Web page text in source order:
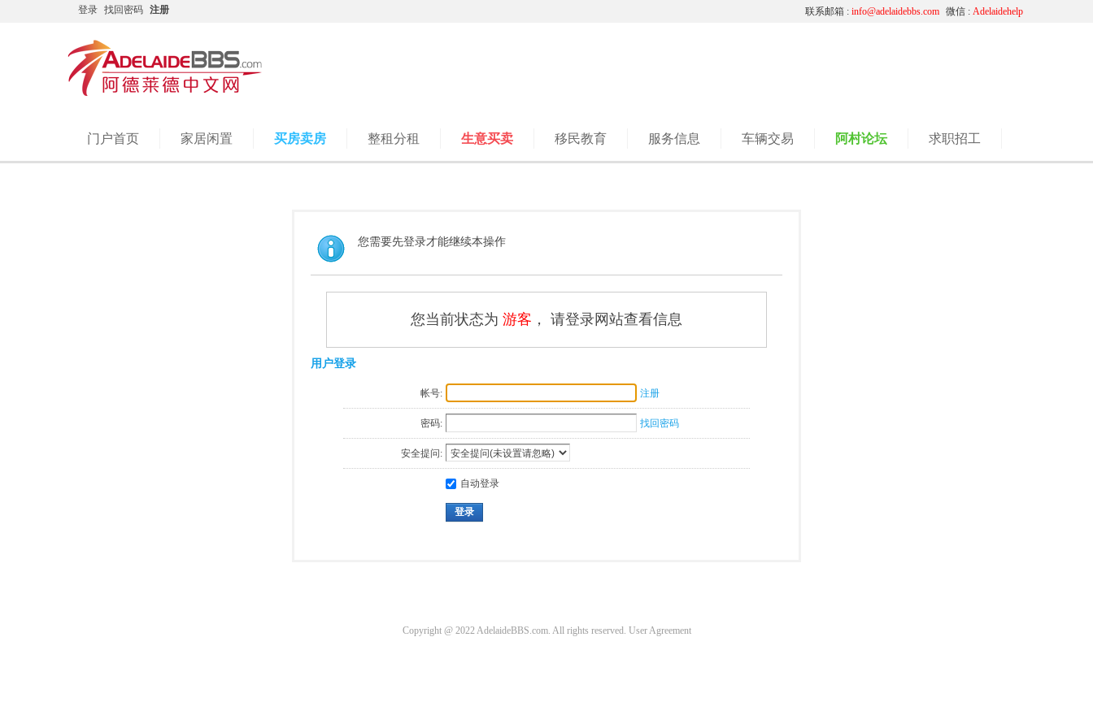
登录 找回密码 注册 微信 : Adelaidehelp
联系邮箱 : info@adelaidebbs.com
门户首页 家居闲置 买房卖房 整租分租 生意买卖 移民教育 服务信息 车辆交易 阿村论坛 求职招工
您需要先登录才能继续本操作
您当前状态为 游客 ， 请登录网站查看信息
用户登录
帐号: 注册
密码: 找回密码
安全提问:
自动登录
登录
Copyright @ 2022 AdelaideBBS.com. All rights reserved. User Agreement